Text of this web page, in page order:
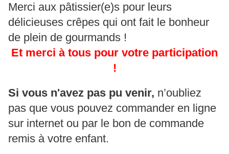
Merci aux pâtissier(e)s pour leurs
délicieuses crêpes qui ont fait le bonheur
de plein de gourmands !
Et merci à tous pour votre participation
!
Si vous n'avez pas pu venir, n’oubliez
pas que vous pouvez commander en ligne
sur internet ou par le bon de commande
remis à votre enfant.